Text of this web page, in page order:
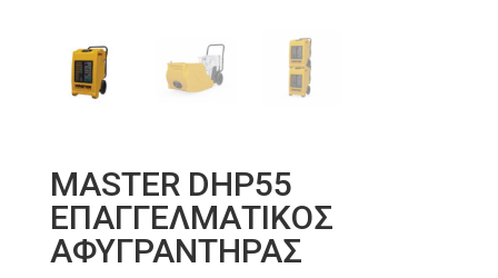
MASTER DHP55
ΕΠΑΓΓΕΛΜΑΤΙΚΟΣ
ΑΦΥΓΡΑΝΤΗΡΑΣ